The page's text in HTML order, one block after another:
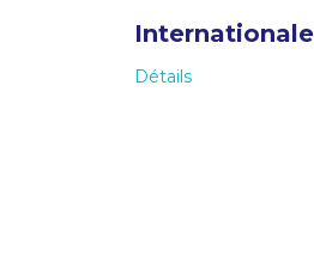
Détails